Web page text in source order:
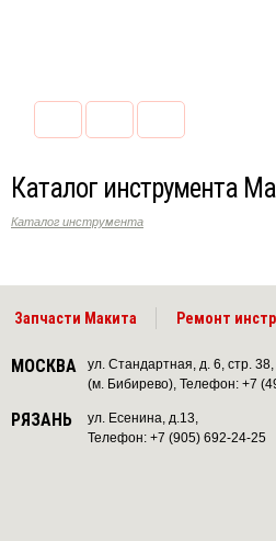
Каталог инструмента
Каталог инструмента
Запчасти Макита Ремонт
МОСКВА
ул. Стандартная, д. 6, стр.
(м. Бибирево), Телефон: +7
РЯЗАНЬ
ул. Есенина, д.13,
Телефон: +7 (905) 692-24-25